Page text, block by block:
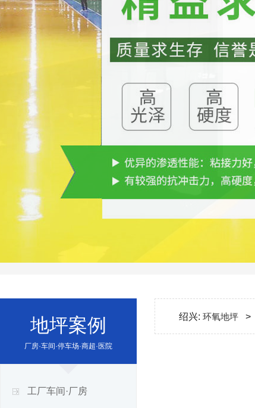
地坪案例
厂房·车间·停车场·商超·医院
工厂车间·厂房
绍兴: 环氧地坪 >